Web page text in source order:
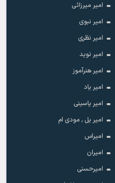
امیر میرزائی
امیر نبوی
امیر نظری
امیر نوید
امیر هنرآموز
امیر یاد
امیر یاسینی
امیر یل , مودی ام
امیراس
امیران
امیرحسنی